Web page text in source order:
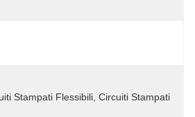
Stampati Flessibili, Circuiti Stampati